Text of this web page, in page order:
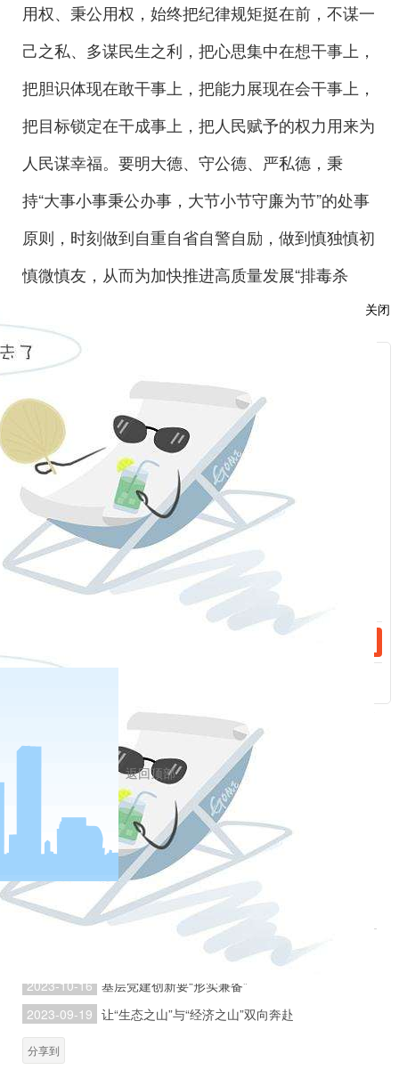
用权、秉公用权，始终把纪律规矩挺在前，不谋一
己之私、多谋民生之利，把心思集中在想干事上，
把胆识体现在敢干事上，把能力展现在会干事上，
把目标锁定在干成事上，把人民赋予的权力用来为
人民谋幸福。要明大德、守公德、严私德，秉
持“大事小事秉公办事，大节小节守廉为节”的处事
原则，时刻做到自重自省自警自励，做到慎独慎初
慎微慎友，从而为加快推进高质量发展“排毒杀
用二十大精神统一行动，为加快推进高质量发
展“强筋壮骨”。 一分部署，九分落实。再宏伟的蓝
图不付诸实际行动，也只是镜花水月、空中楼阁，
再完美的计划不落实到底，也只是一句空话、一纸
空文。广大党员干部要用二十大精神统一行动，以
狠抓落实为突破点，切实将二十大精神转化为埋头
苦干的强大动力，转化为解决问题的有效办法，转
化为推动工作的务实举措。要提高站位、放大格
局，既要为一域增光、又要为全局添彩，既要全面
推进、又要突出重点，既要紧抓当前、又要着眼长
远，不搞政绩工程、面子工程，不走捷径追求短期
成效。着力克服“眼里没有活儿、心里不装事儿”的
惰性，增强“时时放心不下、事事放不下心”的主
动，带头挑最重的担子、啃最硬的骨头、接最烫的
山芋，从而为加快推进高质量发展“强筋壮骨”。
2023-10-16 基层党建创新要“形实兼备”
2023-09-19 让“生态之山”与“经济之山”双向奔赴
分享到
关闭
：
：
返回顶部